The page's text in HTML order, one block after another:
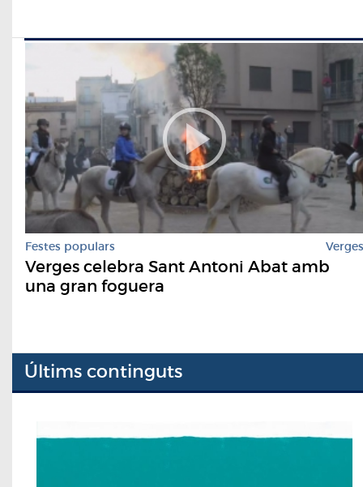
Festes populars Verges
Verges celebra Sant Antoni Abat amb
una gran foguera
Últims continguts